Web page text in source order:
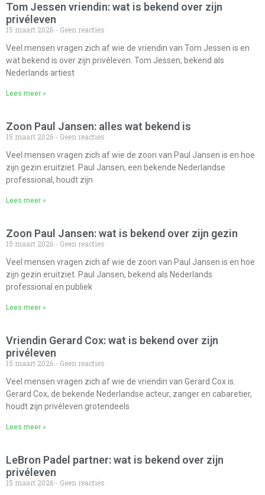
Tom Jessen vriendin: wat is bekend over zijn
privéleven
15 maart 2026
Geen reacties
Veel mensen vragen zich af wie de vriendin van Tom Jessen is en
wat bekend is over zijn privéleven. Tom Jessen, bekend als
Nederlands artiest
Lees meer »
Zoon Paul Jansen: alles wat bekend is
15 maart 2026
Geen reacties
Veel mensen vragen zich af wie de zoon van Paul Jansen is en hoe
zijn gezin eruitziet. Paul Jansen, een bekende Nederlandse
professional, houdt zijn
Lees meer »
Zoon Paul Jansen: wat is bekend over zijn gezin
15 maart 2026
Geen reacties
Veel mensen vragen zich af wie de zoon van Paul Jansen is en hoe
zijn gezin eruitziet. Paul Jansen, bekend als Nederlands
professional en publiek
Lees meer »
Vriendin Gerard Cox: wat is bekend over zijn
privéleven
15 maart 2026
Geen reacties
Veel mensen vragen zich af wie de vriendin van Gerard Cox is.
Gerard Cox, de bekende Nederlandse acteur, zanger en cabaretier,
houdt zijn privéleven grotendeels
Lees meer »
LeBron Padel partner: wat is bekend over zijn
privéleven
15 maart 2026
Geen reacties